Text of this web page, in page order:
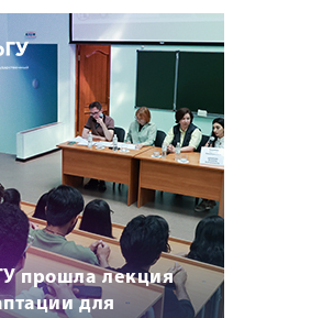
прошла лекция
для